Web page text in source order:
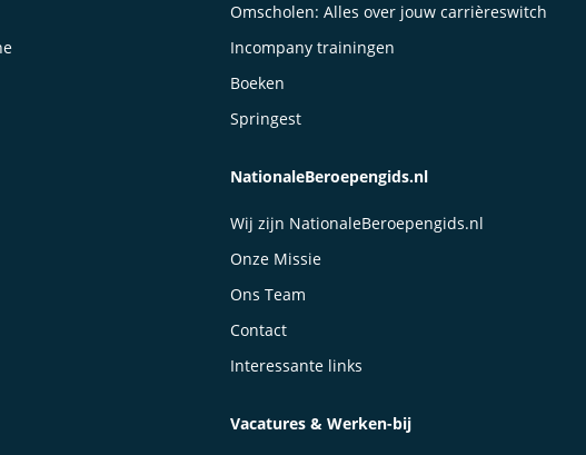
Omscholen: Alles over jouw carrièreswitch
Incompany trainingen
Boeken
Springest
NationaleBeroepengids.nl
Wij zijn NationaleBeroepengids.nl
Onze Missie
Ons Team
Contact
Interessante links
Vacatures & Werken-bij